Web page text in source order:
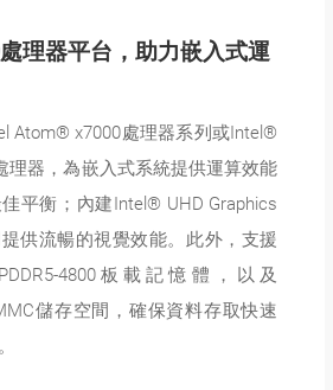
理器平台，助力嵌入式運
Atom® x7000處理器系列或Intel®
理器，為嵌入式系統提供運算效能
平衡；內建Intel® UHD Graphics
供流暢的視覺效能。此外，支援
4800板載記憶體，以及
儲存空間，確保資料存取快速